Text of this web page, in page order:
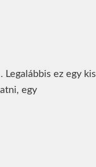
ez egy
egy